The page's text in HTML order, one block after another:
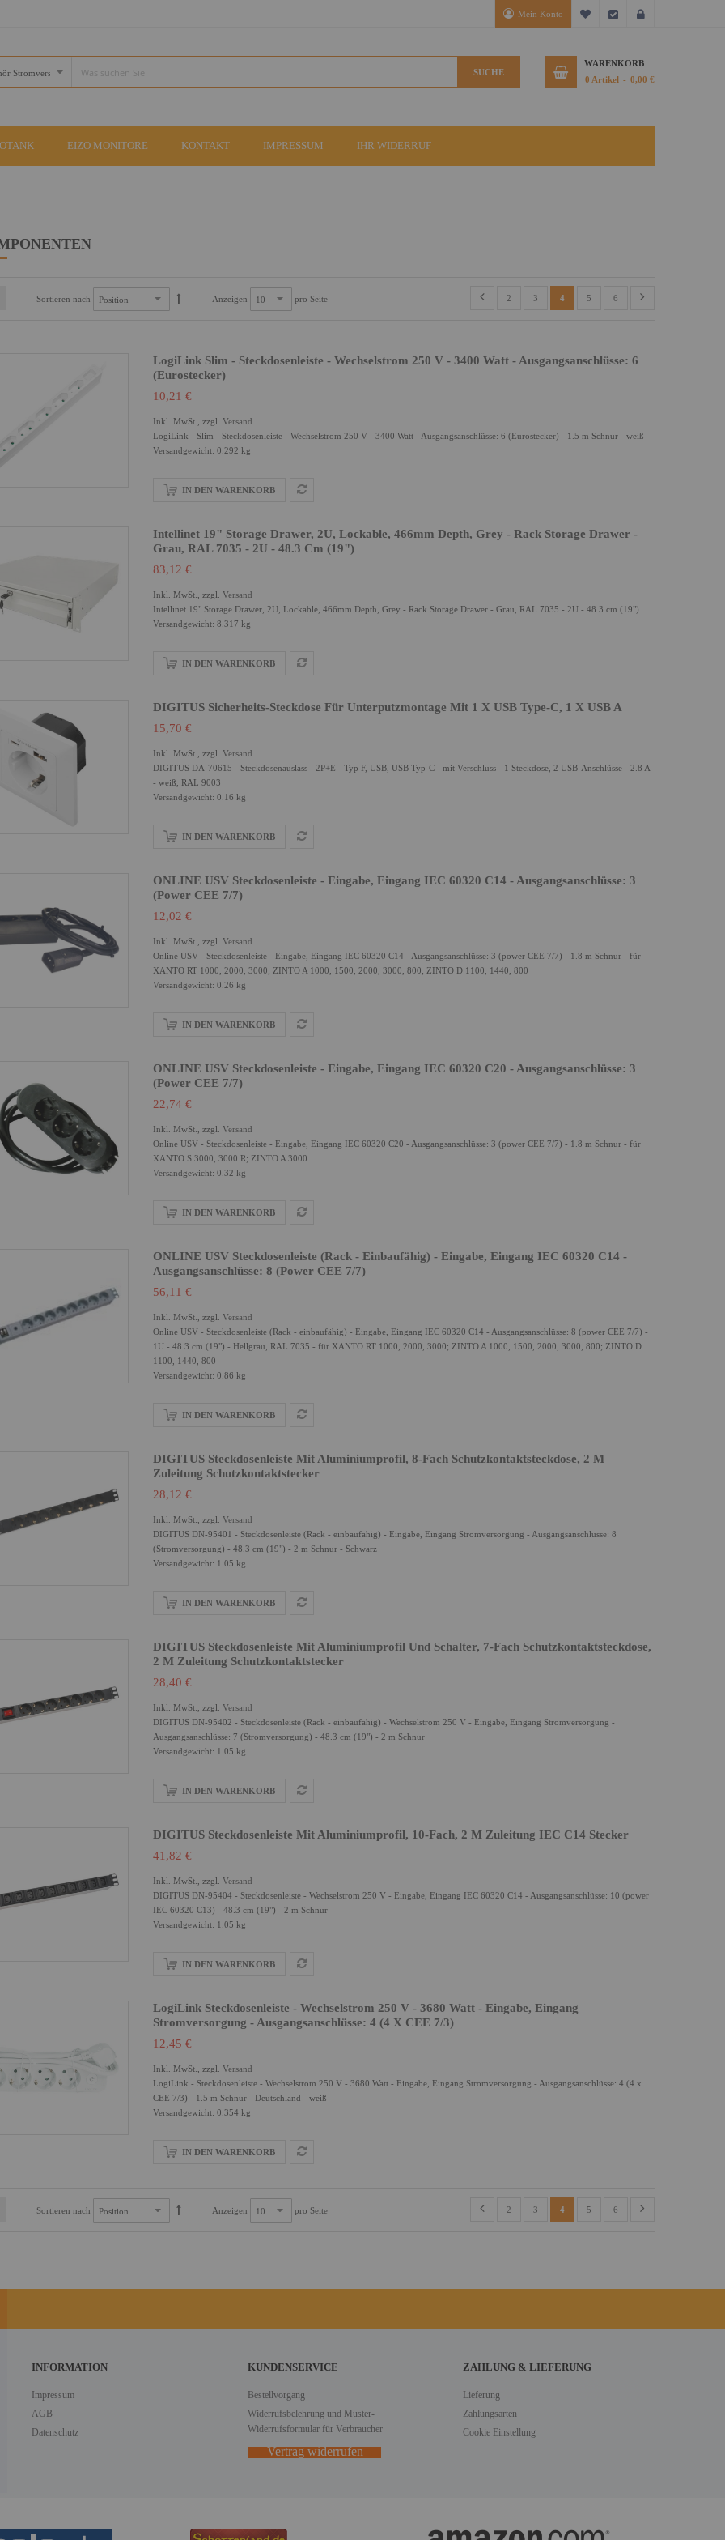
Mein Konto Mein Wunschzettel
Kasse
SUCHE
WARENKORB
0 Artikel 0,00 €
EIZO MONITORE KONTAKT IMPRESSUM IHR WIDERRUF
Sortieren nach Anzeigen pro Seite 2 3 4 5 6
LogiLink Slim - Steckdosenleiste - Wechselstrom 250 V - 3400 Watt - Ausgangsanschlüsse: 6
(Eurostecker)
10,21 €
Inkl. MwSt., zzgl. Versand
LogiLink - Slim - Steckdosenleiste - Wechselstrom 250 V - 3400 Watt - Ausgangsanschlüsse: 6 (Eurostecker) - 1.5 m Schnur - weiß
Versandgewicht: 0.292 kg
IN DEN WARENKORB
Intellinet 19" Storage Drawer, 2U, Lockable, 466mm Depth, Grey - Rack Storage Drawer -
Grau, RAL 7035 - 2U - 48.3 Cm (19")
83,12 €
Inkl. MwSt., zzgl. Versand
Intellinet 19" Storage Drawer, 2U, Lockable, 466mm Depth, Grey - Rack Storage Drawer - Grau, RAL 7035 - 2U - 48.3 cm (19")
Versandgewicht: 8.317 kg
IN DEN WARENKORB
DIGITUS Sicherheits-Steckdose Für Unterputzmontage Mit 1 X USB Type-C, 1 X USB A
15,70 €
Inkl. MwSt., zzgl. Versand
DIGITUS DA-70615 - Steckdosenauslass - 2P+E - Typ F, USB, USB Typ-C - mit Verschluss - 1 Steckdose, 2 USB-Anschlüsse - 2.8 A
- weiß, RAL 9003
Versandgewicht: 0.16 kg
IN DEN WARENKORB
ONLINE USV Steckdosenleiste - Eingabe, Eingang IEC 60320 C14 - Ausgangsanschlüsse: 3
(power CEE 7/7)
12,02 €
Inkl. MwSt., zzgl. Versand
Online USV - Steckdosenleiste - Eingabe, Eingang IEC 60320 C14 - Ausgangsanschlüsse: 3 (power CEE 7/7) - 1.8 m Schnur - für
XANTO RT 1000, 2000, 3000; ZINTO A 1000, 1500, 2000, 3000, 800; ZINTO D 1100, 1440, 800
Versandgewicht: 0.26 kg
IN DEN WARENKORB
ONLINE USV Steckdosenleiste - Eingabe, Eingang IEC 60320 C20 - Ausgangsanschlüsse: 3
(power CEE 7/7)
22,74 €
Inkl. MwSt., zzgl. Versand
Online USV - Steckdosenleiste - Eingabe, Eingang IEC 60320 C20 - Ausgangsanschlüsse: 3 (power CEE 7/7) - 1.8 m Schnur - für
XANTO S 3000, 3000 R; ZINTO A 3000
Versandgewicht: 0.32 kg
IN DEN WARENKORB
ONLINE USV Steckdosenleiste (Rack - Einbaufähig) - Eingabe, Eingang IEC 60320 C14 -
Ausgangsanschlüsse: 8 (power CEE 7/7)
56,11 €
Inkl. MwSt., zzgl. Versand
Online USV - Steckdosenleiste (Rack - einbaufähig) - Eingabe, Eingang IEC 60320 C14 - Ausgangsanschlüsse: 8 (power CEE 7/7) -
1U - 48.3 cm (19") - Hellgrau, RAL 7035 - für XANTO RT 1000, 2000, 3000; ZINTO A 1000, 1500, 2000, 3000, 800; ZINTO D
1100, 1440, 800
Versandgewicht: 0.86 kg
IN DEN WARENKORB
DIGITUS Steckdosenleiste Mit Aluminiumprofil, 8-Fach Schutzkontaktsteckdose, 2 M
Zuleitung Schutzkontaktstecker
28,12 €
Inkl. MwSt., zzgl. Versand
DIGITUS DN-95401 - Steckdosenleiste (Rack - einbaufähig) - Eingabe, Eingang Stromversorgung - Ausgangsanschlüsse: 8
(Stromversorgung) - 48.3 cm (19") - 2 m Schnur - Schwarz
Versandgewicht: 1.05 kg
IN DEN WARENKORB
DIGITUS Steckdosenleiste Mit Aluminiumprofil Und Schalter, 7-Fach Schutzkontaktsteckdose,
2 M Zuleitung Schutzkontaktstecker
28,40 €
Inkl. MwSt., zzgl. Versand
DIGITUS DN-95402 - Steckdosenleiste (Rack - einbaufähig) - Wechselstrom 250 V - Eingabe, Eingang Stromversorgung -
Ausgangsanschlüsse: 7 (Stromversorgung) - 48.3 cm (19") - 2 m Schnur
Versandgewicht: 1.05 kg
IN DEN WARENKORB
DIGITUS Steckdosenleiste Mit Aluminiumprofil, 10-Fach, 2 M Zuleitung IEC C14 Stecker
41,82 €
Inkl. MwSt., zzgl. Versand
DIGITUS DN-95404 - Steckdosenleiste - Wechselstrom 250 V - Eingabe, Eingang IEC 60320 C14 - Ausgangsanschlüsse: 10 (power
IEC 60320 C13) - 48.3 cm (19") - 2 m Schnur
Versandgewicht: 1.05 kg
IN DEN WARENKORB
LogiLink Steckdosenleiste - Wechselstrom 250 V - 3680 Watt - Eingabe, Eingang
Stromversorgung - Ausgangsanschlüsse: 4 (4 X CEE 7/3)
12,45 €
Inkl. MwSt., zzgl. Versand
LogiLink - Steckdosenleiste - Wechselstrom 250 V - 3680 Watt - Eingabe, Eingang Stromversorgung - Ausgangsanschlüsse: 4 (4 x
CEE 7/3) - 1.5 m Schnur - Deutschland - weiß
Versandgewicht: 0.354 kg
IN DEN WARENKORB
Sortieren nach Anzeigen pro Seite 2 3 4 5 6
INFORMATION
Impressum
AGB
Datenschutz
KUNDENSERVICE
Bestellvorgang
Widerrufsbelehrung und Muster-
Widerrufsformular für Verbraucher
Vertrag widerrufen
ZAHLUNG & LIEFERUNG
Lieferung
Zahlungsarten
Cookie Einstellung